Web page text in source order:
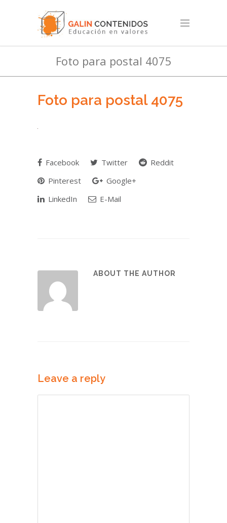
Foto para postal 4075
Foto para postal 4075
Facebook Twitter
Reddit
Pinterest
Google+
LinkedIn
E-Mail
ABOUT THE AUTHOR
Leave a reply